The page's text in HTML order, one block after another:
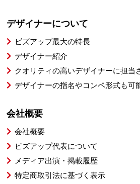
デザイナーについて
ビズアップ最大の特長
デザイナー紹介
クオリティの高いデザイナーに担当
デザイナーの指名やコンペ形式も可
会社概要
会社概要
ビズアップ代表について
メディア出演・掲載履歴
特定商取引法に基づく表示